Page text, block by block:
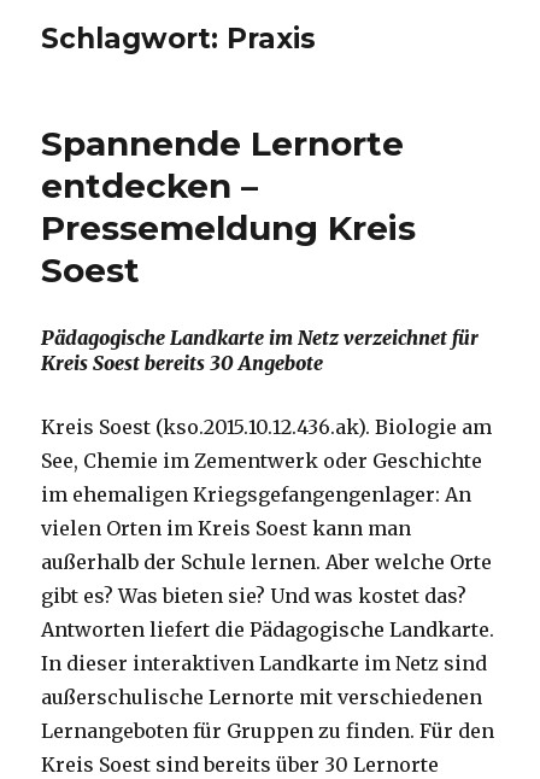
Schlagwort: Praxis
Spannende Lernorte
entdecken –
Pressemeldung Kreis
Soest
Pädagogische Landkarte im Netz verzeichnet für
Kreis Soest bereits 30 Angebote
Kreis Soest (kso.2015.10.12.436.ak). Biologie am
See, Chemie im Zementwerk oder Geschichte
im ehemaligen Kriegsgefangengenlager: An
vielen Orten im Kreis Soest kann man
außerhalb der Schule lernen. Aber welche Orte
gibt es? Was bieten sie? Und was kostet das?
Antworten liefert die Pädagogische Landkarte.
In dieser interaktiven Landkarte im Netz sind
außerschulische Lernorte mit verschiedenen
Lernangeboten für Gruppen zu finden. Für den
Kreis Soest sind bereits über 30 Lernorte